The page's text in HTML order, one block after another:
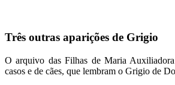
Três outras aparições de Grigio
O arquivo das Filhas de Maria
casos e de cães, que lembram o Grigio de